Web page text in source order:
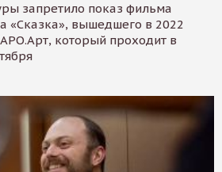
запретило показ фильма
«Сказка», вышедшего в 2022
который проходит в